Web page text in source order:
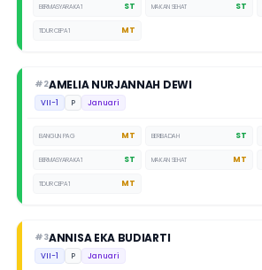
BERMASYARAKAT ST MAKAN SEHAT ST
TIDUR CEPAT MT
#2AMELIA NURJANNAH DEWI
VII-1 P Januari
BANGUN PAGI MT BERIBADAH ST
BERMASYARAKAT ST MAKAN SEHAT MT
TIDUR CEPAT MT
#3ANNISA EKA BUDIARTI
VII-1 P Januari